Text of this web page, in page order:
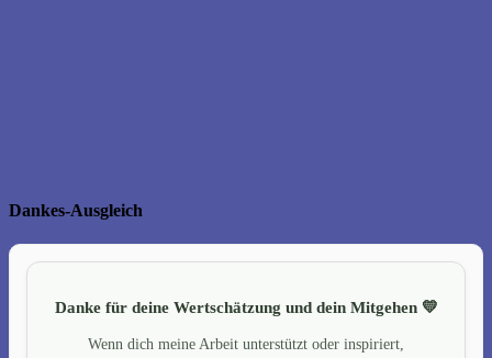
Dankes-Ausgleich
Danke für deine Wertschätzung und dein Mitgehen 💛
Wenn dich meine Arbeit unterstützt oder inspiriert,